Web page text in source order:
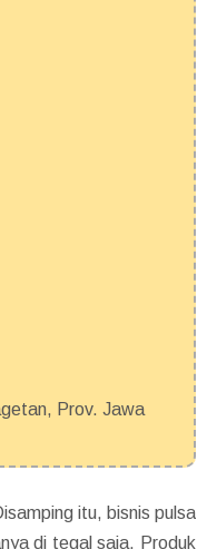
Prov. Jawa
itu, bisnis pulsa
di tegal saja. Produk